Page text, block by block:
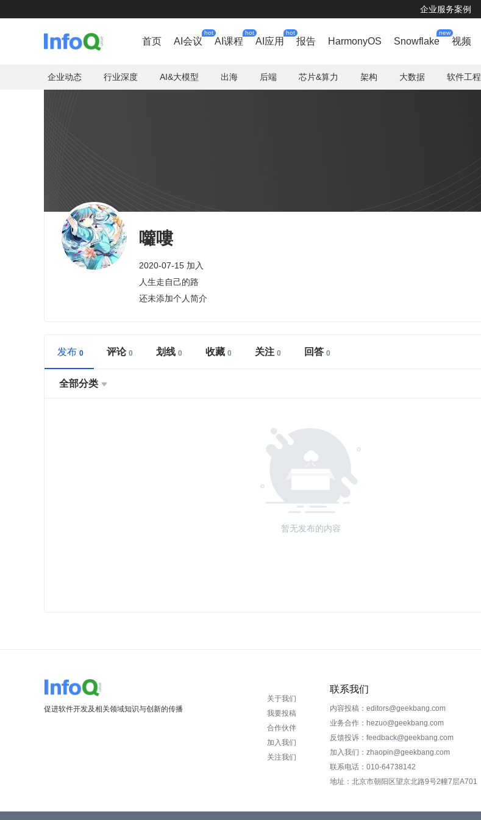
企业服务案例
首页 AI会议
hot
AI课程
hot
AI应用
hot
报告 HarmonyOS Snowflake
new
视频
企业动态 行业深度 AI&大模型 出海 后端 芯片&算力 架构 大数据 软件工程
囖嘍
2020-07-15 加入
人生走自己的路
还未添加个人简介
发布 评论 划线 收藏 关注 回答
全部分类 
暂无发布的内容
促进软件开发及相关领域知识与创新的传播
关于我们
我要投稿
合作伙伴
加入我们
关注我们
联系我们
内容投稿：editors@geekbang.com
业务合作：hezuo@geekbang.com
反馈投诉：feedback@geekbang.com
加入我们：zhaopin@geekbang.com
联系电话：010-64738142
地址：北京市朝阳区望京北路9号2幢7层A701